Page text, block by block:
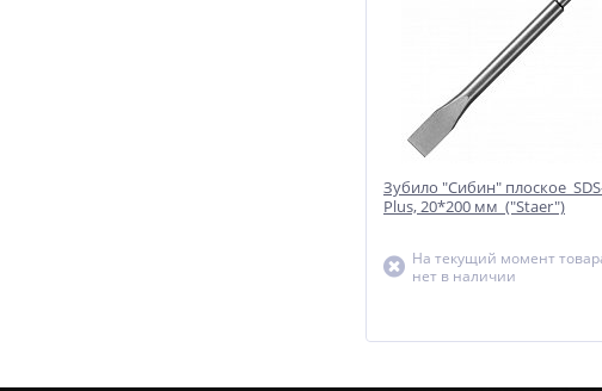
Зубило "Сибин" плоское
Plus, 20*200 мм ("Staer")
На текущий момент
нет в наличии